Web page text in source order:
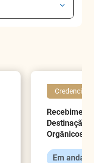
Destinação
Orgânicos
Em